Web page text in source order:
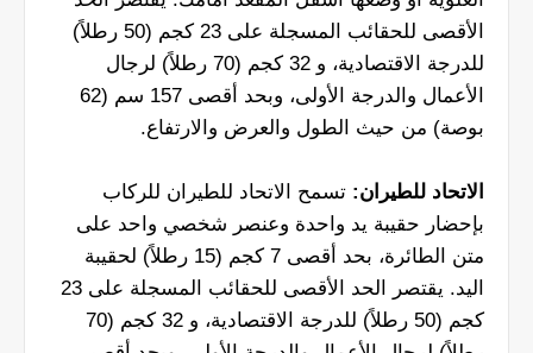
الأقصى للحقائب المسجلة على 23 كجم (50 رطلاً)
للدرجة الاقتصادية، و 32 كجم (70 رطلاً) لرجال
الأعمال والدرجة الأولى، وبحد أقصى 157 سم (62
بوصة) من حيث الطول والعرض والارتفاع.
الاتحاد للطيران: تسمح الاتحاد للطيران للركاب
بإحضار حقيبة يد واحدة وعنصر شخصي واحد على
متن الطائرة، بحد أقصى 7 كجم (15 رطلاً) لحقيبة
اليد. يقتصر الحد الأقصى للحقائب المسجلة على 23
كجم (50 رطلاً) للدرجة الاقتصادية، و 32 كجم (70